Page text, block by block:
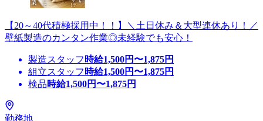
【20～40代積極採用中！！】＼土日休み＆大型連休あり！／
壁紙製造のカンタン作業◎未経験でも安心！
製造スタッフ 時給1,500円〜1,875円
組立スタッフ 時給1,500円〜1,875円
検品時給1,500円〜1,875円
勤務地